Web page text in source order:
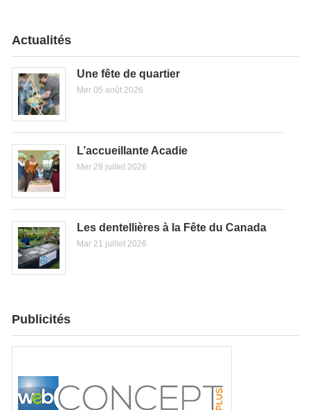
Actualités
Une fête de quartier
Mer 05 août 2026
L’accueillante Acadie
Mer 29 juillet 2026
Les dentellières à la Fête du Canada
Mar 21 juillet 2026
Publicités